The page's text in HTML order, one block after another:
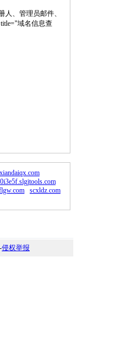
、管理员邮件、
title="域名信息查
xiandaiqx.com
0i3e5f.slgjtools.com
scxldz.com
侵权举报